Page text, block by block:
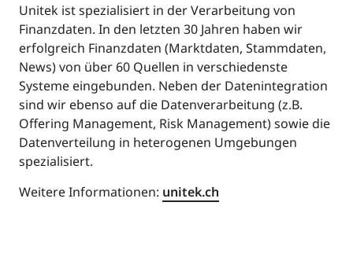
Unitek ist spezialisiert in der Verarbeitung von
Finanzdaten. In den letzten 30 Jahren haben wir
erfolgreich Finanzdaten (Marktdaten, Stammdaten,
News) von über 60 Quellen in verschiedenste
Systeme eingebunden. Neben der Datenintegration
sind wir ebenso auf die Datenverarbeitung (z.B.
Offering Management, Risk Management) sowie die
Datenverteilung in heterogenen Umgebungen
spezialisiert.
Weitere Informationen: unitek.ch